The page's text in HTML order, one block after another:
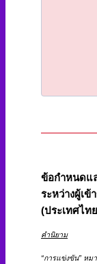
ข้อกำหนดแ
ระหว่างผู้เ
(ประเทศไท
คำนิยาม
“การแข่งขัน” หม